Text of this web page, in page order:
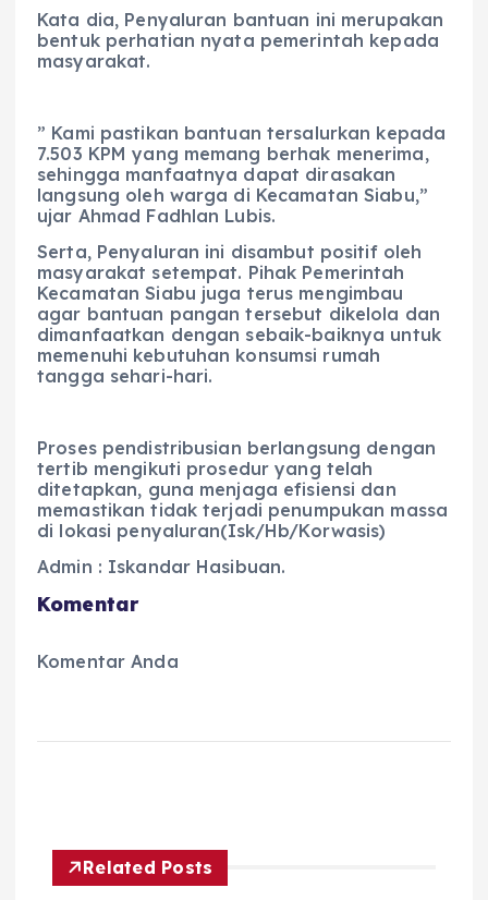
Kata dia, Penyaluran bantuan ini merupakan
bentuk perhatian nyata pemerintah kepada
masyarakat.
” Kami pastikan bantuan tersalurkan kepada
7.503 KPM yang memang berhak menerima,
sehingga manfaatnya dapat dirasakan
langsung oleh warga di Kecamatan Siabu,”
ujar Ahmad Fadhlan Lubis.
​Serta, Penyaluran ini disambut positif oleh
masyarakat setempat. Pihak Pemerintah
Kecamatan Siabu juga terus mengimbau
agar bantuan pangan tersebut dikelola dan
dimanfaatkan dengan sebaik-baiknya untuk
memenuhi kebutuhan konsumsi rumah
tangga sehari-hari.
​Proses pendistribusian berlangsung dengan
tertib mengikuti prosedur yang telah
ditetapkan, guna menjaga efisiensi dan
memastikan tidak terjadi penumpukan massa
di lokasi penyaluran(Isk/Hb/Korwasis)
Admin : Iskandar Hasibuan.
Komentar
Komentar Anda
Related Posts